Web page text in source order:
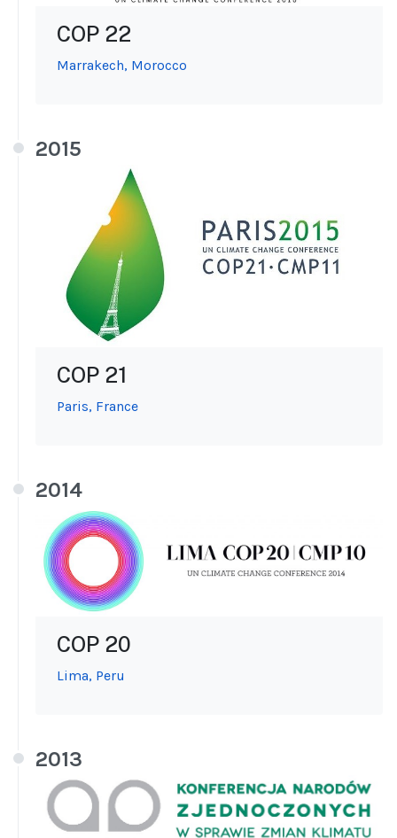
COP 22
Marrakech, Morocco
2015
COP 21
Paris, France
2014
COP 20
Lima, Peru
2013